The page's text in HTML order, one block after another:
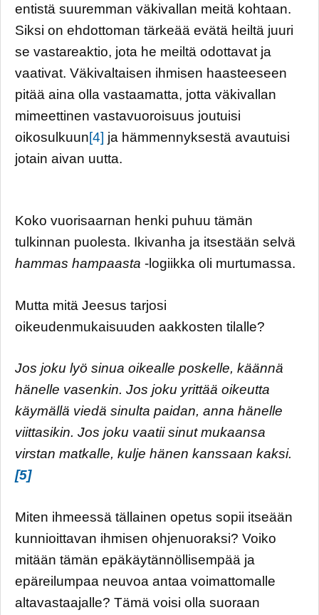
entistä suuremman väkivallan meitä kohtaan.
Siksi on ehdottoman tärkeää evätä heiltä juuri
se vastareaktio, jota he meiltä odottavat ja
vaativat. Väkivaltaisen ihmisen haasteeseen
pitää aina olla vastaamatta, jotta väkivallan
mimeettinen vastavuoroisuus joutuisi
oikosulkuun[4] ja hämmennyksestä avautuisi
jotain aivan uutta.
Koko vuorisaarnan henki puhuu tämän
tulkinnan puolesta. Ikivanha ja itsestään selvä
hammas hampaasta -logiikka oli murtumassa.
Mutta mitä Jeesus tarjosi
oikeudenmukaisuuden aakkosten tilalle?
Jos joku lyö sinua oikealle poskelle, käännä
hänelle vasenkin. Jos joku yrittää oikeutta
käymällä viedä sinulta paidan, anna hänelle
viittasikin. Jos joku vaatii sinut mukaansa
virstan matkalle, kulje hänen kanssaan kaksi.
[5]
Miten ihmeessä tällainen opetus sopii itseään
kunnioittavan ihmisen ohjenuoraksi? Voiko
mitään tämän epäkäytännöllisempää ja
epäreilumpaa neuvoa antaa voimattomalle
altavastaajalle? Tämä voisi olla suoraan